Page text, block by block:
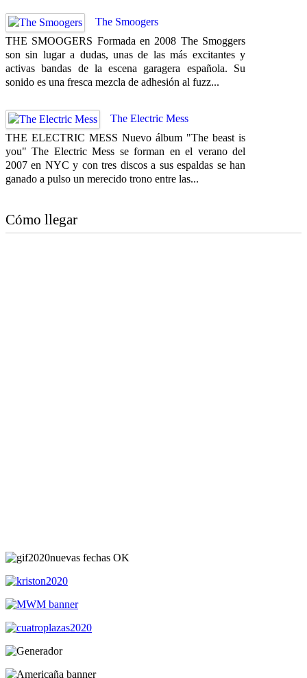
The Smoogers
THE SMOOGERS Formada en 2008 The Smoggers
son sin lugar a dudas, unas de las más excitantes y
activas bandas de la escena garagera española. Su
sonido es una fresca mezcla de adhesión al fuzz...
The Electric Mess
THE ELECTRIC MESS Nuevo álbum "The beast is
you" The Electric Mess se forman en el verano del
2007 en NYC y con tres discos a sus espaldas se han
ganado a pulso un merecido trono entre las...
Cómo llegar